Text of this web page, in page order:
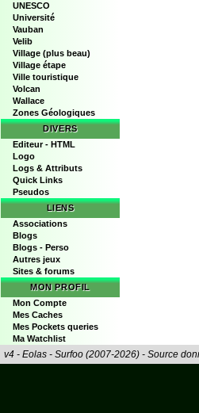
UNESCO
Université
Vauban
Velib
Village (plus beau)
Village étape
Ville touristique
Volcan
Wallace
Zones Géologiques
DIVERS
Editeur - HTML
Logo
Logs & Attributs
Quick Links
Pseudos
LIENS
Associations
Blogs
Blogs - Perso
Autres jeux
Sites & forums
MON PROFIL
Mon Compte
Mes Caches
Mes Pockets queries
Ma Watchlist
v4 - Eolas - Surfoo (2007-2026) - Source